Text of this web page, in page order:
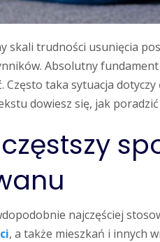
skali trudności usunięcia
Absolutny
Często taka sytuacja dotyczy
dowiesz się, jak
najczęściej
, a także mieszkań i innych